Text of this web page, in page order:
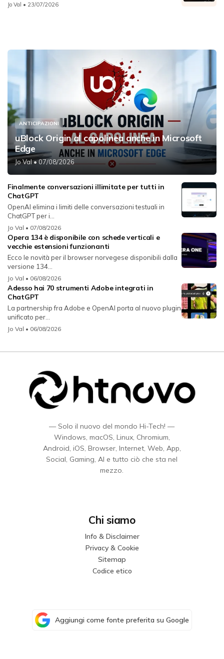
Jo Val • 23/07/2026
ANTICIPAZIONI
uBlock Origin al capolinea anche in Microsoft
Edge
Jo Val• 07/08/2026
Finalmente conversazioni illimitate per tutti in
ChatGPT
OpenAI elimina i limiti delle conversazioni testuali in
ChatGPT per i...
Jo Val • 07/08/2026
Opera 134 è disponibile con schede verticali e
vecchie estensioni funzionanti
Ecco le novità per il browser norvegese disponibili dalla
versione 134...
Jo Val • 06/08/2026
Adesso hai 70 strumenti Adobe integrati in
ChatGPT
La partnership fra Adobe e OpenAI porta al nuovo plugin
unificato per...
Jo Val • 06/08/2026
— Solo il nuovo del mondo Hi-Tech! —
Windows, macOS, Linux, Chromium,
Android, iOS, Browser, Internet, Web, App,
Social, Gaming, AI e tutto ciò che sta nel
mezzo.
Chi siamo
Info & Disclaimer
Privacy & Cookie
Sitemap
Codice etico
Aggiungi come fonte preferita su Google